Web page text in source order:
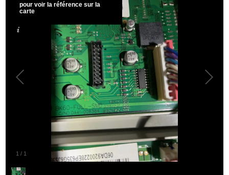
1 / 1
pour voir la référence sur la
carte